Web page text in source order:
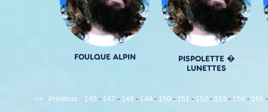
FOULQUE ALPIN
PISPOLETTE �
LUNETTES
<< Previous 146 - 147 - 148 - 149 - 150 - 151 - 152 - 153 - 154 - 155